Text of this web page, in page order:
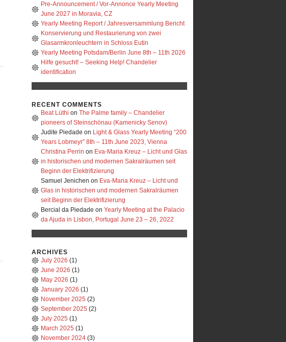
Pre-Announcement / Vor-Annonce Yearly Meeting
June 2027 in Moravia, CZ
Yearly Meeting Report / Jahresversammlung Bericht
Konservierung und Restaurierung von zwei
Glasarmkronleuchtern in Schloss Eutin
Yearly Meeting Potsdam/Berlin June 8th – 11th 2026
Hilfe gesucht! – Seeking Help! Chandelier
identification
RECENT COMMENTS
Beat Lüthi on The Palme family – Chandelier
pioneers of Steinschönau (Kamenicky Senov)
Judite Piedade on Light & Glass Yearly Meeting “200
Years Lobmeyr” 8th – 11th June 2023, Vienna
Christina Perrin on Eva-Maria Kreuz – Licht und Glas
in historischen und modernen Sakralräumen seit
Beginn der Elektrifizierung
Samuel Jenichen on Eva-Maria Kreuz – Licht und
Glas in historischen und modernen Sakralräumen
seit Beginn der Elektrifizierung
Bercial da Piedade on Yearly Meeting at the Palacio
da Ajuda in Lisbon, Portugal June 23 – 26, 2022
ARCHIVES
July 2026 (1)
June 2026 (1)
May 2026 (1)
January 2026 (1)
November 2025 (2)
September 2025 (2)
July 2025 (1)
March 2025 (1)
November 2024 (3)